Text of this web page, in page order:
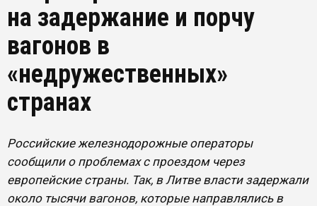
на задержание и порчу
вагонов в
«недружественных»
странах
Российские железнодорожные операторы
сообщили о проблемах с проездом через
европейские страны. Так, в Литве власти задержали
около тысячи вагонов, которые направлялись в